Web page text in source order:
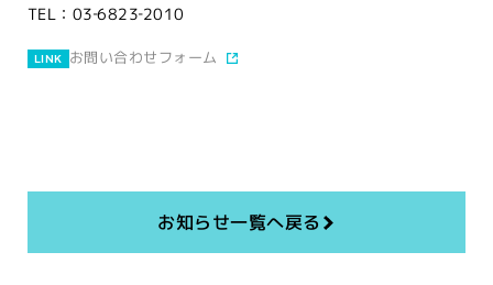
TEL：03‐6823‐2010
LINK お問い合わせフォーム
お知らせ一覧へ戻る